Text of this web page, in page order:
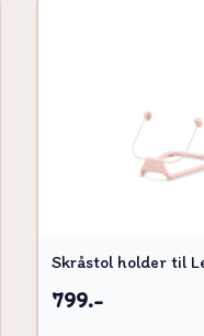
Skråstol holder til
799.-